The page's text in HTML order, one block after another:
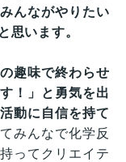
んながやりたい
思います。
趣味で終わらせ
！」と勇気を出
動に自信を持て
みんなで化学反
ってクリエイテ